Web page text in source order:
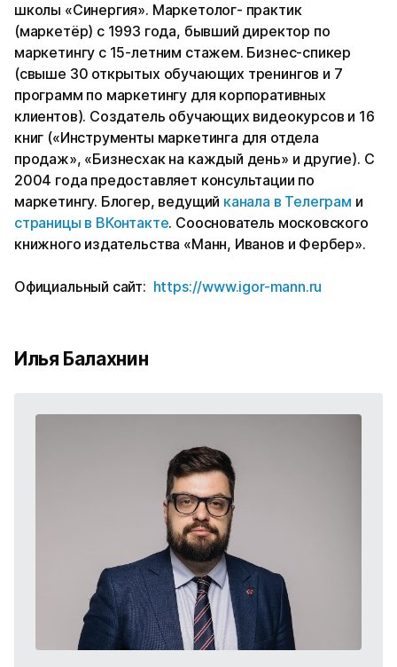
школы «Синергия». Маркетолог- практик
(маркетёр) с 1993 года, бывший директор по
маркетингу с 15-летним стажем. Бизнес-спикер
(свыше 30 открытых обучающих тренингов и 7
программ по маркетингу для корпоративных
клиентов). Создатель обучающих видеокурсов и 16
книг («Инструменты маркетинга для отдела
продаж», «Бизнесхак на каждый день» и другие). С
2004 года предоставляет консультации по
маркетингу. Блогер, ведущий канала в Телеграм и
страницы в ВКонтакте. Сооснователь московского
книжного издательства «Манн, Иванов и Фербер».
Официальный сайт: https://www.igor-mann.ru
Илья Балахнин